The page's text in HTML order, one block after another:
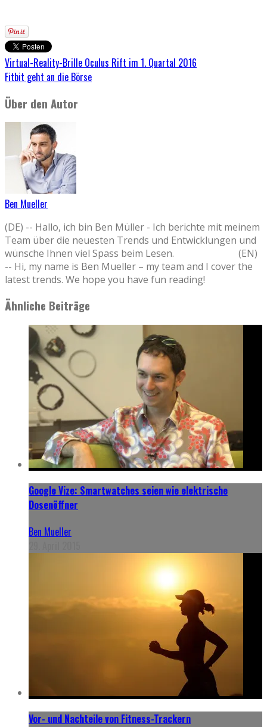
Virtual-Reality-Brille Oculus Rift im 1. Quartal 2016
Fitbit geht an die Börse
Über den Autor
Ben Mueller
(DE) -- Hallo, ich bin Ben Müller - Ich berichte mit meinem
Team über die neuesten Trends und Entwicklungen und
wünsche Ihnen viel Spass beim Lesen. (EN)
-- Hi, my name is Ben Mueller – my team and I cover the
latest trends. We hope you have fun reading!
Ähnliche Beiträge
Google Vize: Smartwatches seien wie elektrische
Dosenöffner
Ben Mueller
Vor- und Nachteile von Fitness-Trackern